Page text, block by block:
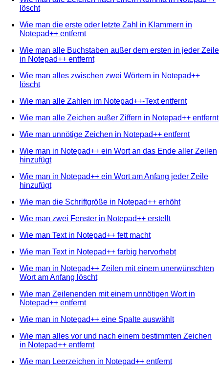
löscht
Wie man die erste oder letzte Zahl in Klammern in
Notepad++ entfernt
Wie man alle Buchstaben außer dem ersten in jeder Zeile
in Notepad++ entfernt
Wie man alles zwischen zwei Wörtern in Notepad++
löscht
Wie man alle Zahlen im Notepad++-Text entfernt
Wie man alle Zeichen außer Ziffern in Notepad++ entfernt
Wie man unnötige Zeichen in Notepad++ entfernt
Wie man in Notepad++ ein Wort an das Ende aller Zeilen
hinzufügt
Wie man in Notepad++ ein Wort am Anfang jeder Zeile
hinzufügt
Wie man die Schriftgröße in Notepad++ erhöht
Wie man zwei Fenster in Notepad++ erstellt
Wie man Text in Notepad++ fett macht
Wie man Text in Notepad++ farbig hervorhebt
Wie man in Notepad++ Zeilen mit einem unerwünschten
Wort am Anfang löscht
Wie man Zeilenenden mit einem unnötigen Wort in
Notepad++ entfernt
Wie man in Notepad++ eine Spalte auswählt
Wie man alles vor und nach einem bestimmten Zeichen
in Notepad++ entfernt
Wie man Leerzeichen in Notepad++ entfernt